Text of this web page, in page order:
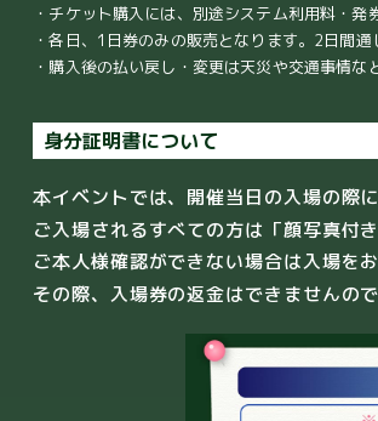
・チケット購入には、別途システム利用料・発
・各日、1日券のみの販売となります。2日間通
・購入後の払い戻し・変更は天災や交通事情な
身分証明書について
本イベントでは、開催当日の入場の際
ご入場されるすべての方は「顔写真付
ご本人様確認ができない場合は入場を
その際、入場券の返金はできませんの